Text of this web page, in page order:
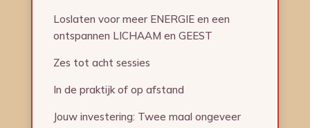
Loslaten voor meer ENERGIE en een
ontspannen LICHAAM en GEEST
Zes tot acht sessies
In de praktijk of op afstand
Jouw investering: Twee maal ongeveer